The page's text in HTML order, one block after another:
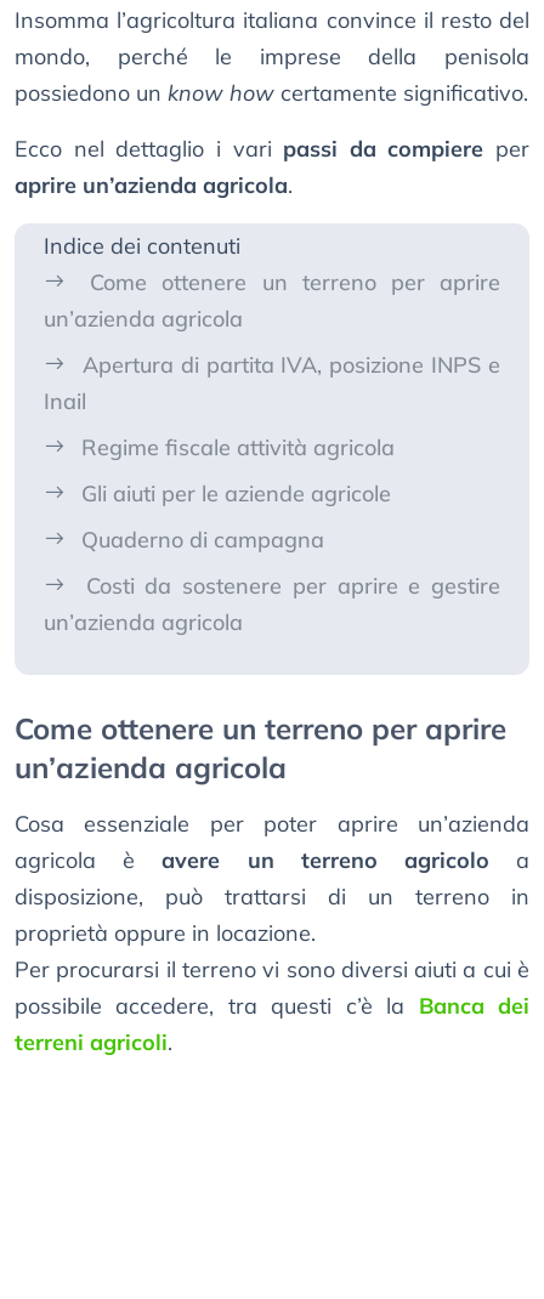
Insomma l’agricoltura italiana convince il resto del
mondo, perché le imprese della penisola
possiedono un know how certamente significativo.
Ecco nel dettaglio i vari passi da compiere per
aprire un’azienda agricola.
Indice dei contenuti
Come ottenere un terreno per aprire
un’azienda agricola
Apertura di partita IVA, posizione INPS e
Inail
Regime fiscale attività agricola
Gli aiuti per le aziende agricole
Quaderno di campagna
Costi da sostenere per aprire e gestire
un’azienda agricola
Come ottenere un terreno per aprire
un’azienda agricola
Cosa essenziale per poter aprire un’azienda
agricola èavere un terreno agricolo a
disposizione, può trattarsi di un terreno in
proprietà oppure in locazione.
Per procurarsi il terreno vi sono diversi aiuti a cui è
possibile accedere, tra questi c’è la Banca dei
terreni agricoli.